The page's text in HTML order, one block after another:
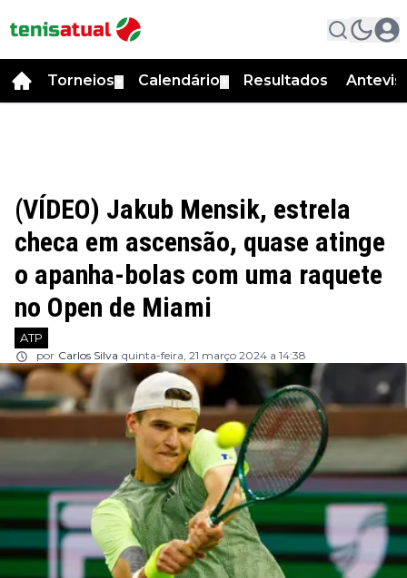
Torneios Calendário Resultados
(VÍDEO) Jakub Mensik, estrela
checa em ascensão, quase atinge
o apanha-bolas com uma raquete
no Open de Miami
ATP
por Carlos Silva quinta-feira, 21 março 2024 a 14:38